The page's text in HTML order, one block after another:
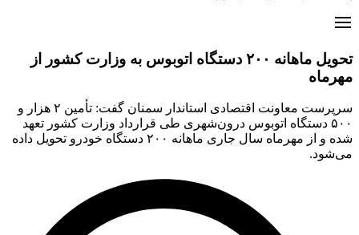
تحویل ماهانه ۲۰۰ دستگاه اتوبوس به وزارت کشور از
مهرماه
سرپرست معاونت اقتصادی استاندار سمنان گفت: تأمین ۲ هزار و
۵۰۰ دستگاه اتوبوس درون‌شهری طی قرارداد وزارت کشور تعهد
شده و از مهرماه سال جاری ماهانه ۲۰۰ دستگاه خودرو تحویل داده
می‌شود.